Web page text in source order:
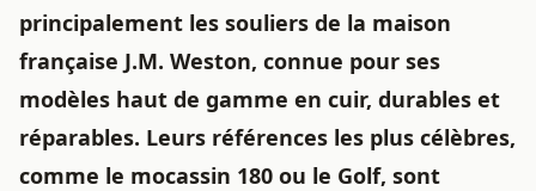
principalement les souliers de la maison
française J.M. Weston, connue pour ses
modèles haut de gamme en cuir, durables et
réparables. Leurs références les plus célèbres,
comme le mocassin 180 ou le Golf, sont